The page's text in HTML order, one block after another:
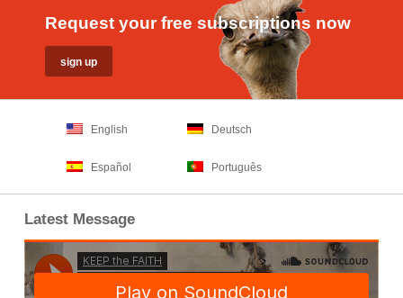
Request your free subscriptions now
English Deutsch
Español Português
Latest Message